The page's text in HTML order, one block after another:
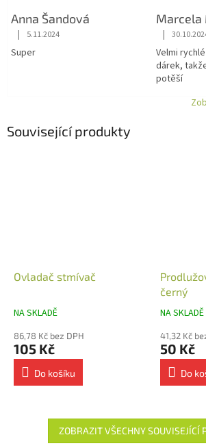
Anna Šandová
Hodnocení obchodu je 5 z 5 hvězdiček.
| 5.11.2024
Super
Marcela
|
Velmi
dárek,
potěší
Související produkty
Ovladač stmívač
NA SKLADĚ
86,78 Kč bez DPH
105 Kč
Do košíku
černý
NA SKLADĚ
41,32 Kč
50 Kč
Do
ZOBRAZIT VŠECHNY SOUVISEJÍCÍ